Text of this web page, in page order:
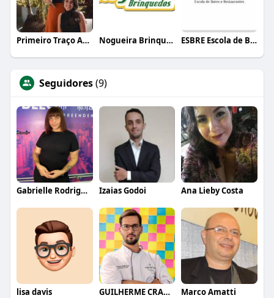
Primeiro Traço Arquitetura Nogueira Brinquedos ESBRE Escola de Bares e Restaurantes
Seguidores(9)
Gabrielle Rodrigues Izaias Godoi Ana Lieby Costa
lisa davis GUILHERME CRAMER BALLE Marco Amatti